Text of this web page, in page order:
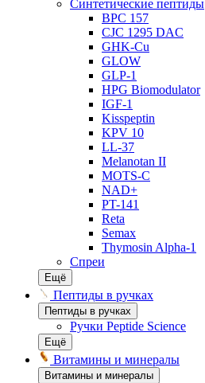
Синтетические пептиды
BPC 157
CJC 1295 DAC
GHK-Cu
GLOW
GLP-1
HPG Biomodulator
IGF-1
Kisspeptin
KPV 10
LL-37
Melanotan II
MOTS-C
NAD+
PT-141
Reta
Semax
Thymosin Alpha-1
Спреи
Ещё
Пептиды в ручках
Пептиды в ручках
Ручки Peptide Science
Ещё
Витамины и минералы
Витамины и минералы